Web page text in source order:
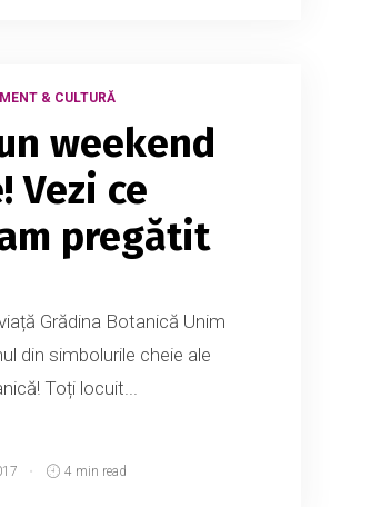
& CULTURĂ
weekend
Vezi ce
pregătit
Grădina Botanică Unim
din simbolurile cheie ale
Toți locuit...
4 min read